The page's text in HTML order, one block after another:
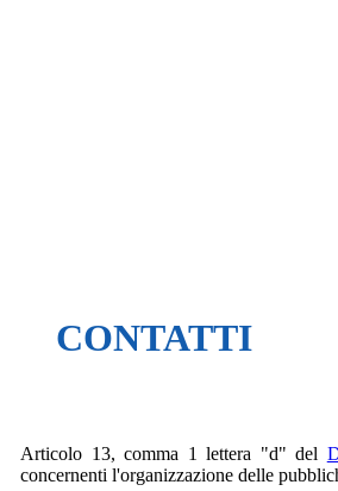
CONTATTI
Articolo 13, comma 1 lettera "d" del
concernenti l'organizzazione delle